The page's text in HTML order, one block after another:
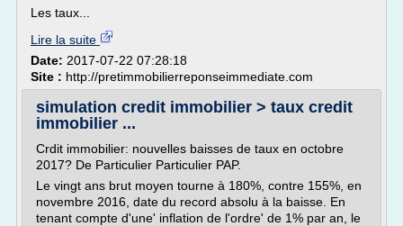
Les taux...
Lire la suite
Date: 2017-07-22 07:28:18
Site : http://pretimmobilierreponseimmediate.com
simulation credit immobilier > taux credit
immobilier ...
Crdit immobilier: nouvelles baisses de taux en octobre
2017? De Particulier Particulier PAP.
Le vingt ans brut moyen tourne à 180%, contre 155%, en
novembre 2016, date du record absolu à la baisse. En
tenant compte d'une' inflation de l'ordre' de 1% par an, le